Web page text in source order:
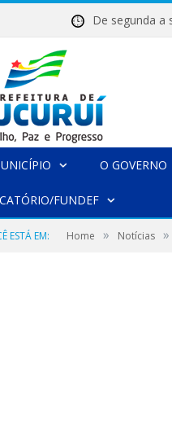
De segunda
O GOVERNO
FUNDEF
ESTÁ EM: Home » Notícias »